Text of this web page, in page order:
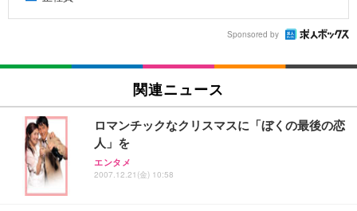
Sponsored by
関連ニュース
ロマンチックなクリスマスに「ぼくの最後の恋
人」を
エンタメ
2007.12.21(金) 10:58